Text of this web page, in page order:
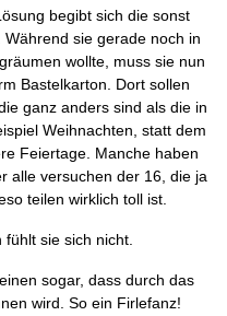
begibt sich die sonst
sie gerade noch in
wollte, muss sie nun
Bastelkarton. Dort sollen
ganz anders sind als die in
Weihnachten, statt dem
Feiertage. Manche haben
alle versuchen der 16, die ja
teilen wirklich toll ist.
fühlt sie sich nicht.
sogar, dass durch das
wird. So ein Firlefanz!